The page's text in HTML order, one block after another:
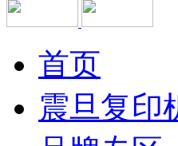
首页
震旦复印